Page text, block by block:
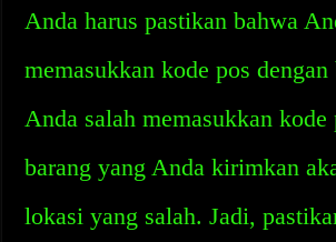
Anda harus pastikan bahwa
memasukkan kode pos dengan
Anda salah memasukkan kode
barang yang Anda kirimkan
lokasi yang salah. Jadi,